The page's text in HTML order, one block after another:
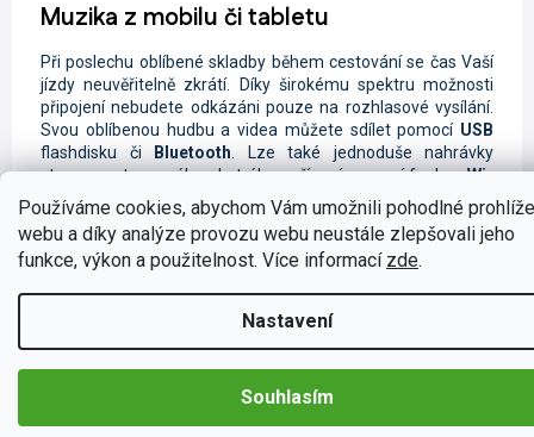
Používáme cookies, abychom Vám umožnili pohodlné
webu a díky analýze provozu webu neustále zlepšovali jeho
funkce, výkon a použitelnost. Více informací zde.
Nastavení
Souhlasím
Muzika z mobilu či tabletu
Při poslechu oblíbené skladby během cestování se čas Vaší
jízdy neuvěřitelně zkrátí. Díky širokému spektru možnosti
připojení nebudete odkázáni pouze na rozhlasové vysílání.
Svou oblíbenou hudbu a videa můžete sdílet pomocí USB
flashdisku či
Bluetooth . Lze také jednoduše nahrávky
streamovat ze svého chytrého zařízení pomocí funkceWi-
Fis podporou Android
aplikací. Pokud právě nemáte po ruce
telefon nebo přehrávač, nalaďte si oblíbené rádiové stanice
na FM/AM frekvenci či na digitálním vysíláníDAB+.
Ovládání telefonu pomocí Carplay a